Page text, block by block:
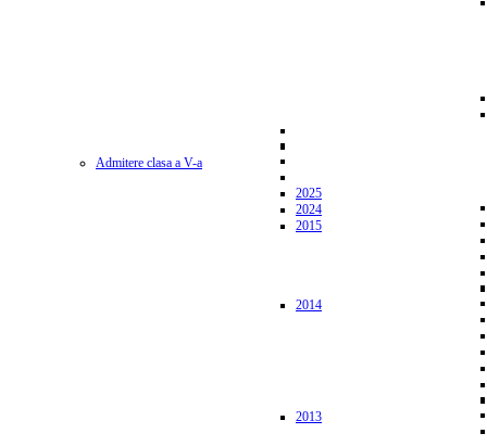
Admitere clasa a V-a
2025
2024
2015
2014
2013